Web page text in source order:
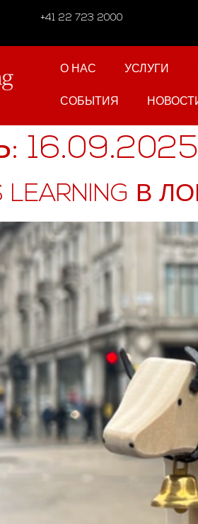
+41 22 723 2000
О НАС УСЛУГИ
СОБЫТИЯ
16.09.2025
LEARNING В